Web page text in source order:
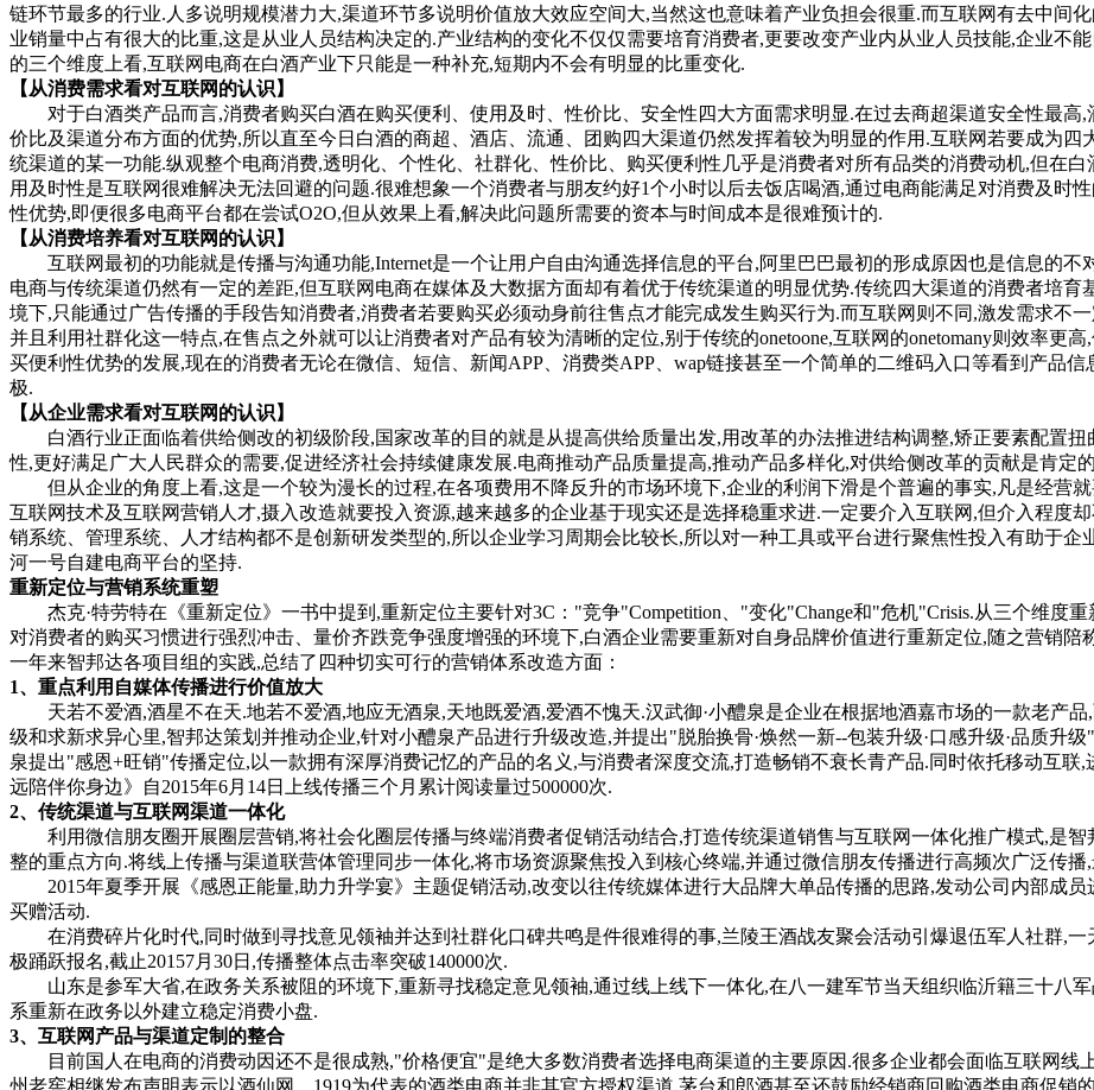
链环节最多的行业.人多说明规模潜力大,渠道环节多说明价值放大效应空间大,当然这也意味着产业负担会很重.而互联网有去中间
业销量中占有很大的比重,这是从业人员结构决定的.产业结构的变化不仅仅需要培育消费者,更要改变产业内从业人员技能,企业不
的三个维度上看,互联网电商在白酒产业下只能是一种补充,短期内不会有明显的比重变化.
【从消费需求看对互联网的认识】
对于白酒类产品而言,消费者购买白酒在购买便利、使用及时、性价比、安全性四大方面需求明显.在过去商超渠道安全性最高,
价比及渠道分布方面的优势,所以直至今日白酒的商超、酒店、流通、团购四大渠道仍然发挥着较为明显的作用.互联网若要成为
统渠道的某一功能.纵观整个电商消费,透明化、个性化、社群化、性价比、购买便利性几乎是消费者对所有品类的消费动机,但在
用及时性是互联网很难解决无法回避的问题.很难想象一个消费者与朋友约好1个小时以后去饭店喝酒,通过电商能满足对消费及时
性优势,即便很多电商平台都在尝试O2O,但从效果上看,解决此问题所需要的资本与时间成本是很难预计的.
【从消费培养看对互联网的认识】
互联网最初的功能就是传播与沟通功能,Internet是一个让用户自由沟通选择信息的平台,阿里巴巴最初的形成原因也是信息的不
电商与传统渠道仍然有一定的差距,但互联网电商在媒体及大数据方面却有着优于传统渠道的明显优势.传统四大渠道的消费者培
境下,只能通过广告传播的手段告知消费者,消费者若要购买必须动身前往售点才能完成发生购买行为.而互联网则不同,激发需求不
并且利用社群化这一特点,在售点之外就可以让消费者对产品有较为清晰的定位,别于传统的onetoone,互联网的onetomany则效率更
买便利性优势的发展,现在的消费者无论在微信、短信、新闻APP、消费类APP、wap链接甚至一个简单的二维码入口等看到产品
极.
【从企业需求看对互联网的认识】
白酒行业正面临着供给侧改的初级阶段,国家改革的目的就是从提高供给质量出发,用改革的办法推进结构调整,矫正要素配置扭
性,更好满足广大人民群众的需要,促进经济社会持续健康发展.电商推动产品质量提高,推动产品多样化,对供给侧改革的贡献是肯定
但从企业的角度上看,这是一个较为漫长的过程,在各项费用不降反升的市场环境下,企业的利润下滑是个普遍的事实,凡是经营
互联网技术及互联网营销人才,摄入改造就要投入资源,越来越多的企业基于现实还是选择稳重求进.一定要介入互联网,但介入程度
销系统、管理系统、人才结构都不是创新研发类型的,所以企业学习周期会比较长,所以对一种工具或平台进行聚焦性投入有助于
河一号自建电商平台的坚持.
重新定位与营销系统重塑
杰克·特劳特在《重新定位》一书中提到,重新定位主要针对3C："竞争"Competition、"变化"Change和"危机"Crisis.从三个维度
对消费者的购买习惯进行强烈冲击、量价齐跌竞争强度增强的环境下,白酒企业需要重新对自身品牌价值进行重新定位,随之营销
一年来智邦达各项目组的实践,总结了四种切实可行的营销体系改造方面：
1、重点利用自媒体传播进行价值放大
天若不爱酒,酒星不在天.地若不爱酒,地应无酒泉,天地既爱酒,爱酒不愧天.汉武御·小醴泉是企业在根据地酒嘉市场的一款老产
级和求新求异心里,智邦达策划并推动企业,针对小醴泉产品进行升级改造,并提出"脱胎换骨·焕然一新--包装升级·口感升级·品质升
泉提出"感恩+旺销"传播定位,以一款拥有深厚消费记忆的产品的名义,与消费者深度交流,打造畅销不衰长青产品.同时依托移动互联
远陪伴你身边》自2015年6月14日上线传播三个月累计阅读量过500000次.
2、传统渠道与互联网渠道一体化
利用微信朋友圈开展圈层营销,将社会化圈层传播与终端消费者促销活动结合,打造传统渠道销售与互联网一体化推广模式,是智
整的重点方向.将线上传播与渠道联营体管理同步一体化,将市场资源聚焦投入到核心终端,并通过微信朋友传播进行高频次广泛传
2015年夏季开展《感恩正能量,助力升学宴》主题促销活动,改变以往传统媒体进行大品牌大单品传播的思路,发动公司内部成
买赠活动.
在消费碎片化时代,同时做到寻找意见领袖并达到社群化口碑共鸣是件很难得的事,兰陵王酒战友聚会活动引爆退伍军人社群,一
极踊跃报名,截止20157月30日,传播整体点击率突破140000次.
山东是参军大省,在政务关系被阻的环境下,重新寻找稳定意见领袖,通过线上线下一体化,在八一建军节当天组织临沂籍三十八
系重新在政务以外建立稳定消费小盘.
3、互联网产品与渠道定制的整合
目前国人在电商的消费动因还不是很成熟,"价格便宜"是绝大多数消费者选择电商渠道的主要原因.很多企业都会面临互联网线
州老窖相继发布声明表示以酒仙网、1919为代表的酒类电商并非其官方授权渠道,茅台和郎酒甚至还鼓励经销商回购酒类电商促销